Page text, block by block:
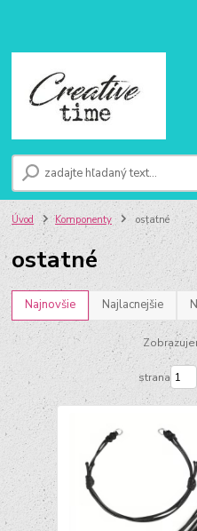
Úvod Komponenty ostatné
ostatné
Najnovšie Najlacnejšie
strana